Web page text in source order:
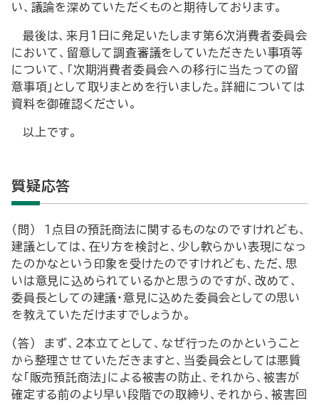
い、議論を深めていただくものと期待しております。
最後は、来月1日に発足いたします第6次消費者委員会
において、留意して調査審議をしていただきたい事項等
について、「次期消費者委員会への移行に当たっての留
意事項」として取りまとめを行いました。詳細については
資料を御確認ください。
以上です。
質疑応答
（問） 1点目の預託商法に関するものなのですけれども、
建議としては、在り方を検討と、少し軟らかい表現になっ
たのかなという印象を受けたのですけれども、ただ、思
いは意見に込められているかと思うのですが、改めて、
委員長としての建議・意見に込めた委員会としての思い
を教えていただけますでしょうか。
（答） まず、2本立てとして、なぜ行ったのかということ
から整理させていただきますと、当委員会としては悪質
な「販売預託商法」による被害の防止、それから、被害が
確定する前のより早い段階での取締り、それから、被害回